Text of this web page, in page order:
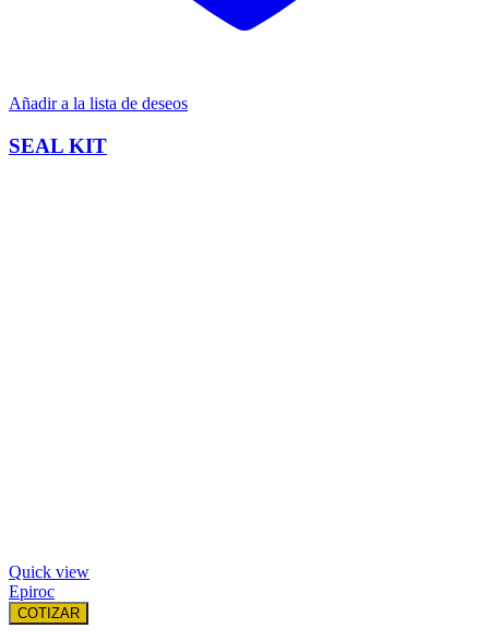
Añadir a la lista de deseos
SEAL KIT
Quick view
Epiroc
COTIZAR